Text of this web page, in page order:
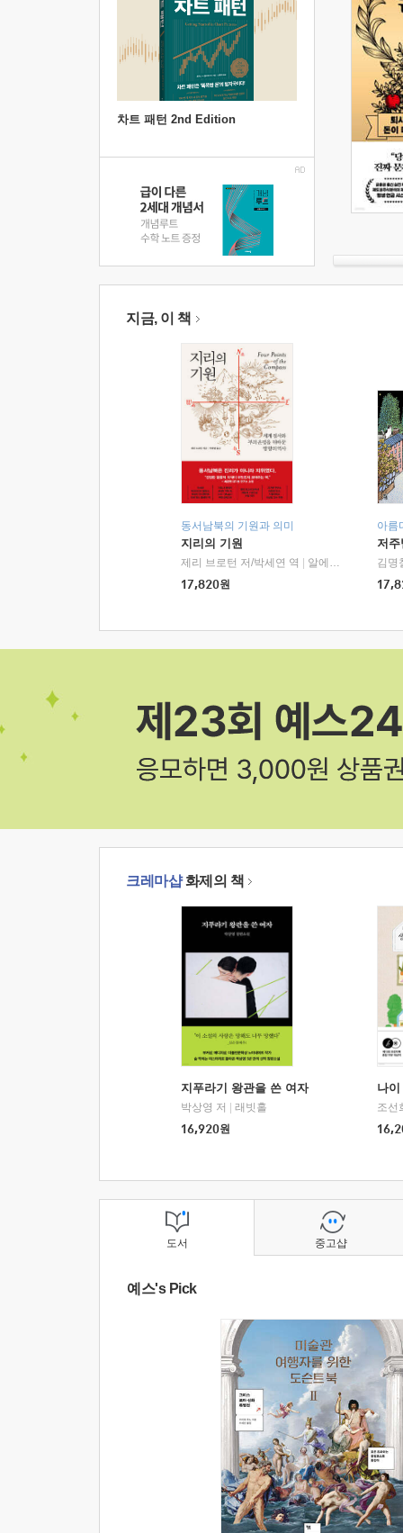
차트 패턴 2nd Edition
지금, 이 책
동서남북의 기원과 의미
지리의 기원
제리 브로턴 저/박세연 역
알에이치코리아(RHK)
17,820원
아름
저
김명
크레마샵화제의 책
지푸라기 왕관을 쓴 여자
박상영 저
래빗홀
16,920원
나
조선
도서
예스's Pick
중고샵